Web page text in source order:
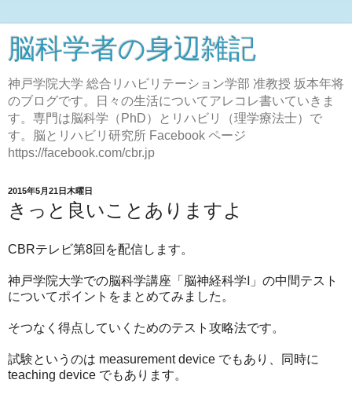
脳科学者の身辺雑記
神戸学院大学 総合リハビリテーション学部 准教授 坂本年将
のブログです。日々の生活についてアレコレ書いていきま
す。専門は脳科学（PhD）とリハビリ（理学療法士）で
す。脳とリハビリ研究所 Facebook ページ
https://facebook.com/cbr.jp
2015年5月21日木曜日
きっと良いことありますよ
CBRテレビ第8回を配信します。
神戸学院大学での脳科学講座「脳神経科学Ⅰ」の中間テスト
についてポイントをまとめてみました。
そつなく得点していくためのテスト攻略法です。
試験というのは measurement device でもあり、同時に
teaching device でもあります。